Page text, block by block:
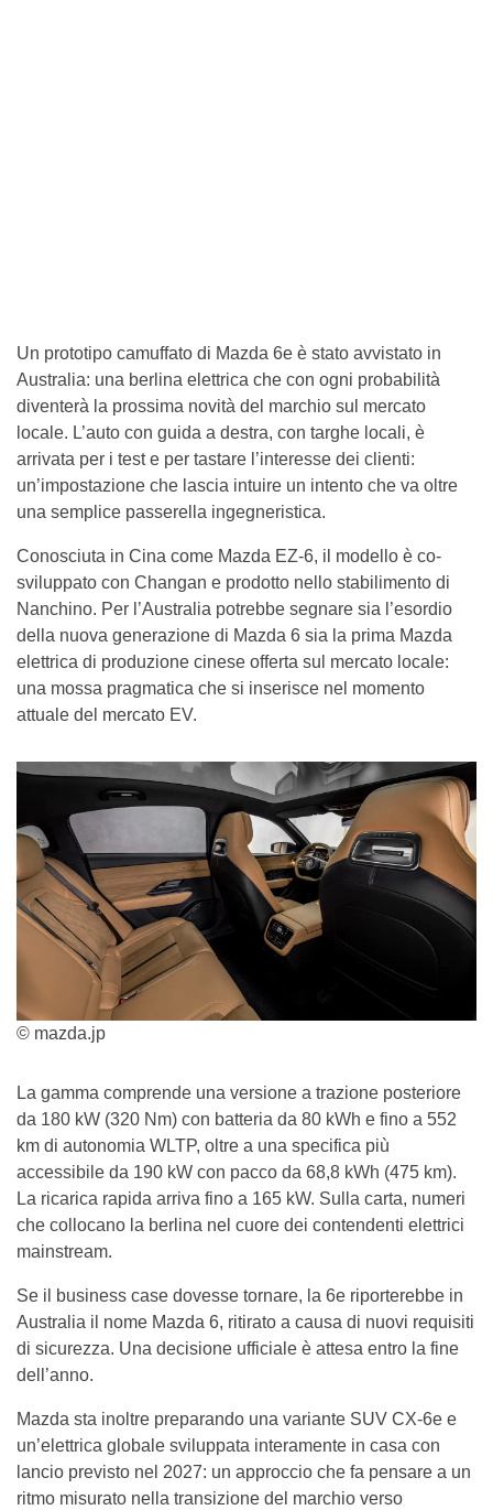
Un prototipo camuffato di Mazda 6e è stato avvistato in
Australia: una berlina elettrica che con ogni probabilità
diventerà la prossima novità del marchio sul mercato
locale. L’auto con guida a destra, con targhe locali, è
arrivata per i test e per tastare l’interesse dei clienti:
un’impostazione che lascia intuire un intento che va oltre
una semplice passerella ingegneristica.
Conosciuta in Cina come Mazda EZ-6, il modello è co-
sviluppato con Changan e prodotto nello stabilimento di
Nanchino. Per l’Australia potrebbe segnare sia l’esordio
della nuova generazione di Mazda 6 sia la prima Mazda
elettrica di produzione cinese offerta sul mercato locale:
una mossa pragmatica che si inserisce nel momento
attuale del mercato EV.
© mazda.jp
La gamma comprende una versione a trazione posteriore
da 180 kW (320 Nm) con batteria da 80 kWh e fino a 552
km di autonomia WLTP, oltre a una specifica più
accessibile da 190 kW con pacco da 68,8 kWh (475 km).
La ricarica rapida arriva fino a 165 kW. Sulla carta, numeri
che collocano la berlina nel cuore dei contendenti elettrici
mainstream.
Se il business case dovesse tornare, la 6e riporterebbe in
Australia il nome Mazda 6, ritirato a causa di nuovi requisiti
di sicurezza. Una decisione ufficiale è attesa entro la fine
dell’anno.
Mazda sta inoltre preparando una variante SUV CX-6e e
un’elettrica globale sviluppata interamente in casa con
lancio previsto nel 2027: un approccio che fa pensare a un
ritmo misurato nella transizione del marchio verso